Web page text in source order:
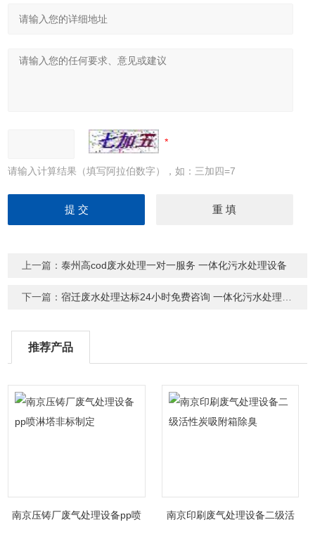
请输入计算结果（填写阿拉伯数字），如：三加四=7
上一篇：泰州高cod废水处理一对一服务 一体化污水处理设备
下一篇：宿迁废水处理达标24小时免费咨询 一体化污水处理设备
推荐产品
南京压铸厂废气处理设备pp喷
南京印刷废气处理设备二级活